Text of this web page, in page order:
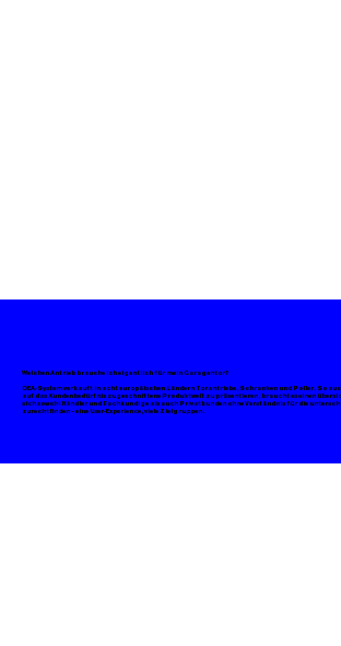
Welchen Antrieb brauche ich eigentlich für mein Garagentor?
DEA-System verkauft in acht europäischen Ländern Torantriebe, Schranken und Poller. So
auf das Kundenbedürfnis zugeschnittene Produktwelt zu präsentieren, braucht es einen
sich sowohl Händler und Fachkundige als auch Privatkunden ohne Verständnis für die
zurechtfinden – eine User-Experience, viele Zielgruppen.